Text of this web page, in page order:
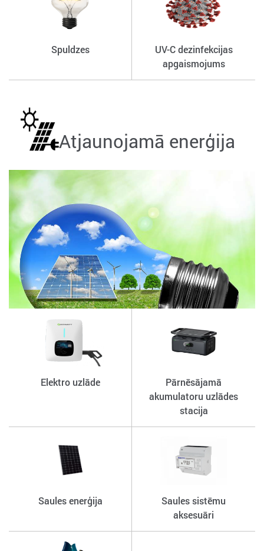
Spuldzes
UV-C dezinfekcijas
apgaismojums
Atjaunojamā enerģija
Elektro uzlāde
Pārnēsājamā
akumulatoru uzlādes
stacija
Saules enerģija
Saules sistēmu
aksesuāri